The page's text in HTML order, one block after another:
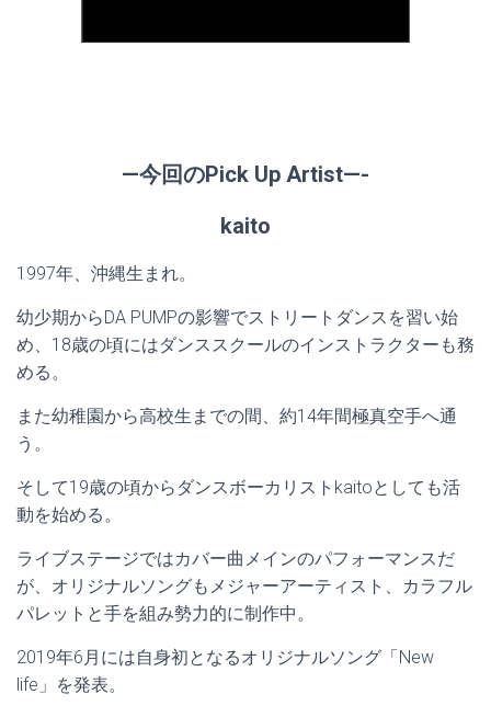
—今回のPick Up Artist—-
kaito
1997年、沖縄生まれ。
幼少期からDA PUMPの影響でストリートダンスを習い始
め、18歳の頃にはダンススクールのインストラクターも務
める。
また幼稚園から高校生までの間、約14年間極真空手へ通
う。
そして19歳の頃からダンスボーカリストkaitoとしても活
動を始める。
ライブステージではカバー曲メインのパフォーマンスだ
が、オリジナルソングもメジャーアーティスト、カラフル
パレットと手を組み勢力的に制作中。
2019年6月には自身初となるオリジナルソング「New
life」を発表。